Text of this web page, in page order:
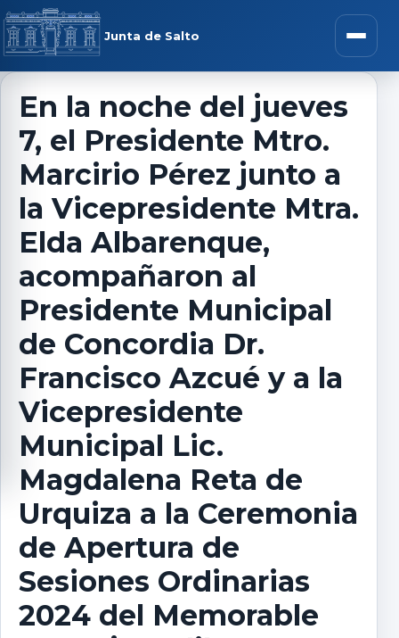
Saltar al contenido
Junta de Salto Abrir
menú
En la noche del jueves
7, el Presidente Mtro.
Marcirio Pérez junto a
la Vicepresidente Mtra.
Elda Albarenque,
acompañaron al
Presidente Municipal
de Concordia Dr.
Francisco Azcué y a la
Vicepresidente
Municipal Lic.
Magdalena Reta de
Urquiza a la Ceremonia
de Apertura de
Sesiones Ordinarias
2024 del Memorable